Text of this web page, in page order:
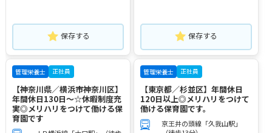
保存する 保存する
管理栄養士 正社員
【神奈川県／横浜市神奈川区】
年間休日130日～☆休暇制度充
実◎メリハリをつけて働ける保
育園です
管理栄養士 正社員
【東京都／杉並区】年間休日
120日以上◎メリハリをつけて
働ける保育園です。
京王井の頭線「久我山駅」